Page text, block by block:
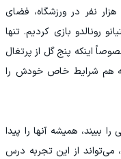
تماشاگران طرفدار حریف بودند و حضور ۸۰ هزار نفر در ورزشگاه، فضای
رونالدو بازی کردیم. تنها
اینکه پنج گل از پرتغال
هم شرایط خاص خودش را
ببیند، همیشه آنها را پیدا
از این تجربه درس